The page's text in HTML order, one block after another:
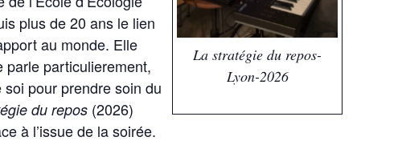
La stratégie du repos-
Lyon-2026
plus de 20 ans le lien
au monde. Elle
parle particulierement,
pour prendre soin du
du repos(2026)
à l’issue de la soirée.